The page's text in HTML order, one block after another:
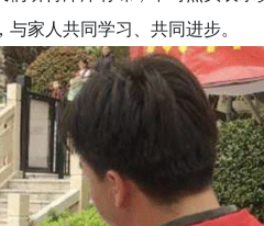
家人共同学习、共同进步。